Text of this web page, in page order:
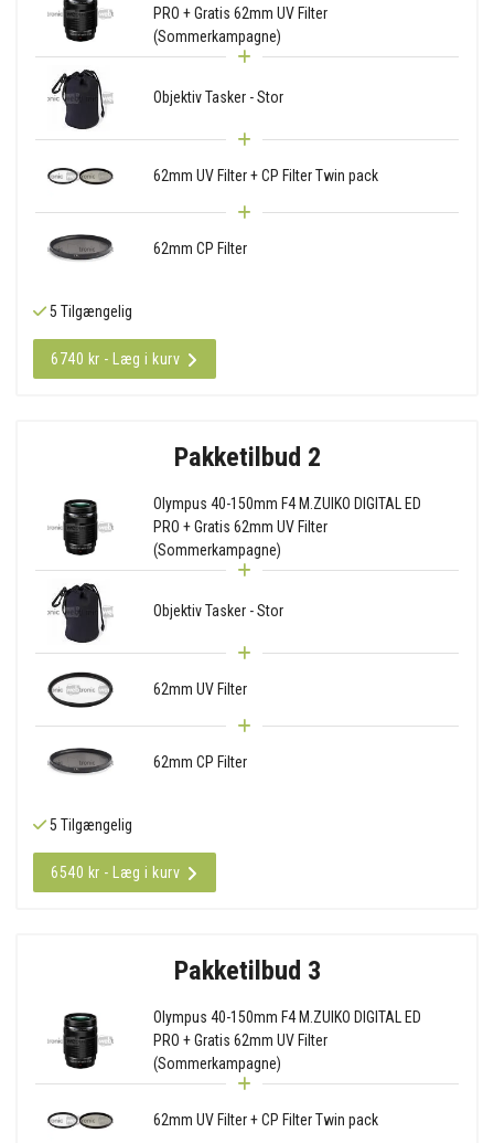
PRO + Gratis 62mm UV Filter
(Sommerkampagne)
Objektiv Tasker - Stor
62mm UV Filter + CP Filter Twin pack
62mm CP Filter
5 Tilgængelig
6740 kr - Læg i kurv
Pakketilbud 2
Olympus 40-150mm F4 M.ZUIKO DIGITAL ED
PRO + Gratis 62mm UV Filter
(Sommerkampagne)
Objektiv Tasker - Stor
62mm UV Filter
62mm CP Filter
5 Tilgængelig
6540 kr - Læg i kurv
Pakketilbud 3
Olympus 40-150mm F4 M.ZUIKO DIGITAL ED
PRO + Gratis 62mm UV Filter
(Sommerkampagne)
62mm UV Filter + CP Filter Twin pack